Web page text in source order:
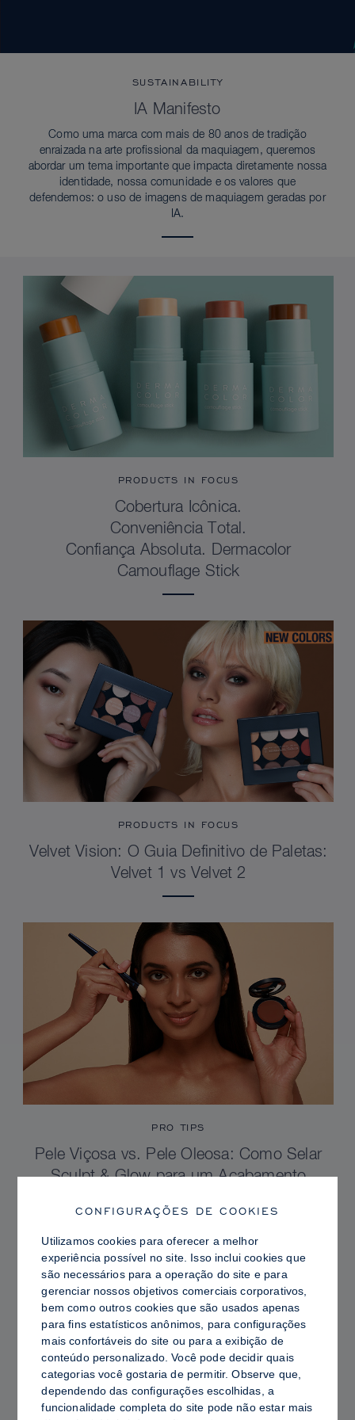
SUSTAINABILITY
IA Manifesto
Como uma marca com mais de 80 anos de tradição
enraizada na arte profissional da maquiagem, queremos
abordar um tema importante que impacta diretamente nossa
identidade, nossa comunidade e os valores que
defendemos: o uso de imagens de maquiagem geradas por
IA.
PRODUCTS IN FOCUS
Cobertura Icônica.
Conveniência Total.
Confiança Absoluta. Dermacolor
Camouflage Stick
PRODUCTS IN FOCUS
Velvet Vision: O Guia Definitivo de Paletas:
Velvet 1 vs Velvet 2
PRO TIPS
Pele Viçosa vs. Pele Oleosa: Como Selar
Sculpt & Glow para um Acabamento
CONFIGURAÇÕES DE COOKIES
Utilizamos cookies para oferecer a melhor
experiência possível no site. Isso inclui cookies que
são necessários para a operação do site e para
gerenciar nossos objetivos comerciais corporativos,
bem como outros cookies que são usados ​​apenas
para fins estatísticos anônimos, para configurações
mais confortáveis ​​do site ou para a exibição de
conteúdo personalizado. Você pode decidir quais
categorias você gostaria de permitir. Observe que,
dependendo das configurações escolhidas, a
funcionalidade completa do site pode não estar mais